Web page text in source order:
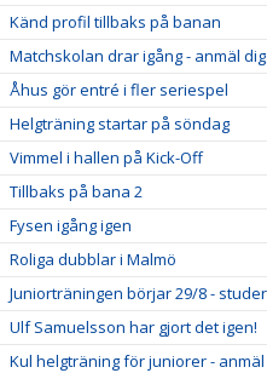
Känd profil tillbaks på banan
Matchskolan drar igång - anmäl dig
Åhus gör entré i fler seriespel
Helgträning startar på söndag
Vimmel i hallen på Kick-Off
Tillbaks på bana 2
Fysen igång igen
Roliga dubblar i Malmö
Juniorträningen börjar 29/8 -
Ulf Samuelsson har gjort det igen!
Kul helgträning för juniorer - anmäl